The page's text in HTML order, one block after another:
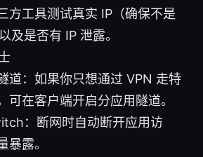
方工具测试真实 IP（确保不是
及是否有 IP 泄露。
道：如果你只想通过 VPN 走特
可在客户端开启分应用隧道。
：断网时自动断开应用访
暴露。